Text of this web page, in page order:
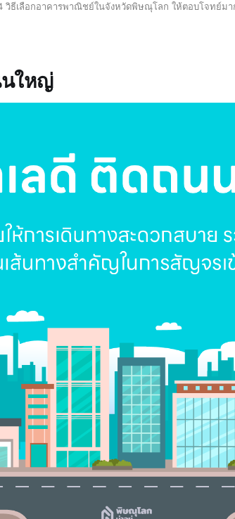
วิธีเลือกอาคารพาณิชย์ในจังหวัดพิษณุโลก ให้ตอบโจทย์ม
นใหญ่